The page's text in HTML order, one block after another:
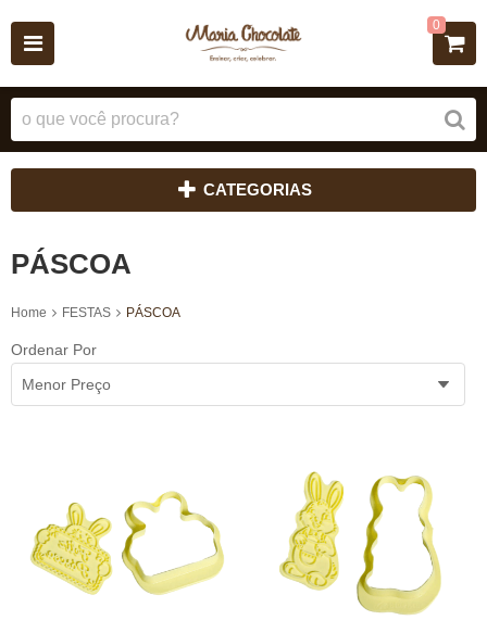
0
CATEGORIAS
PÁSCOA
Home FESTAS PÁSCOA
Ordenar Por
Menor Preço